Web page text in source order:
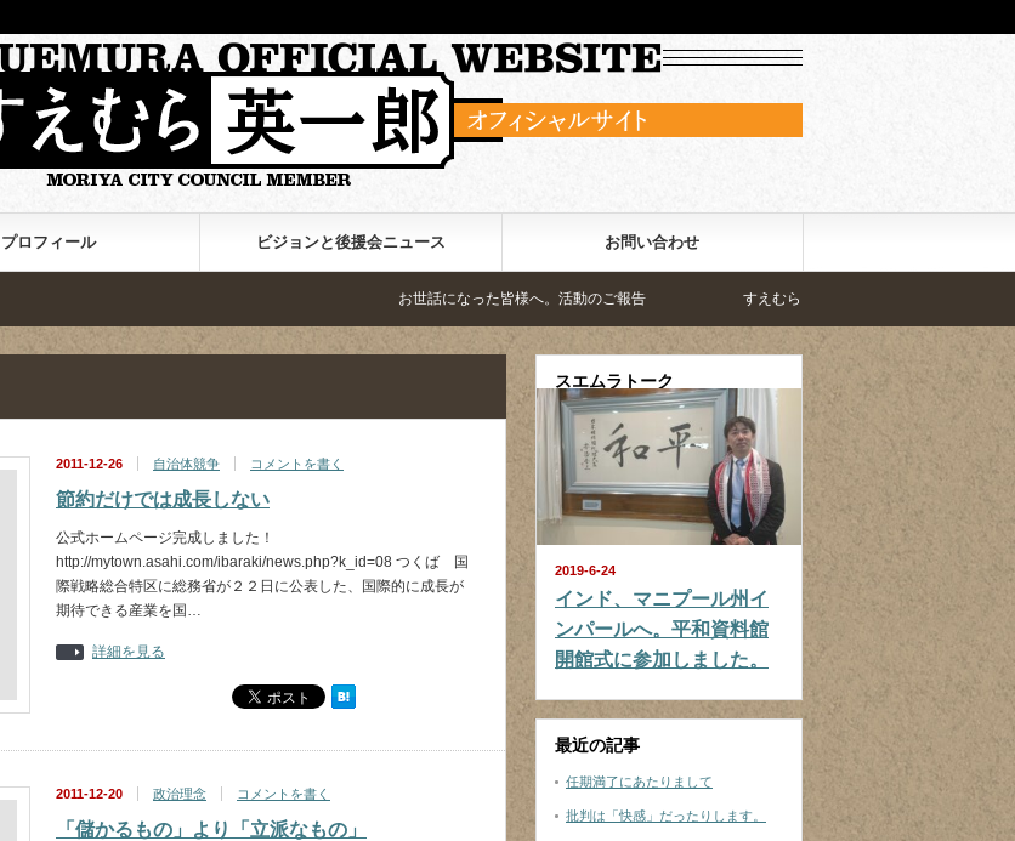
プロフィール ビジョンと後援会ニュース お問い合わせ
お世話になった皆様へ。活動のご報告 すえむら英一郎のビジョン。この手で変える
2011-12-26 自治体競争 コメントを書く
節約だけでは成長しない
公式ホームページ完成しました！
http://mytown.asahi.com/ibaraki/news.php?k_id=08 つくば 国
際戦略総合特区に総務省が２２日に公表した、国際的に成長が
期待できる産業を国…
詳細を見る
2011-12-20 政治理念 コメントを書く
「儲かるもの」より「立派なもの」
スエムラトーク
2019-6-24
インド、マニプール州イ
ンパールへ。平和資料館
開館式に参加しました。
最近の記事
任期満了にあたりまして
批判は「快感」だったりします。